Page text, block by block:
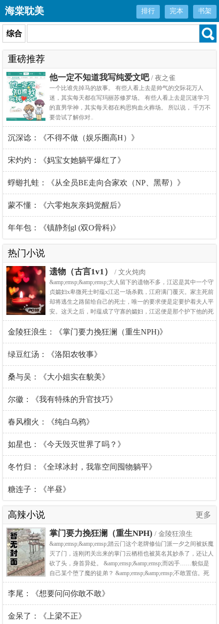
海棠耽美 书架
完本
排行
综合
重磅推荐
他一定不知道我写纯爱文吧/ 夜之雀
一个比谁先掉马的故事。 有些人看上去是帅气的交际花万人
迷，其实每天都在写玛丽苏修罗场。 有些人看上去是沉迷学习
的直男学神，其实每天都在构思狗血火葬场。 所以说， 千万不
要尝试了解你对..
沉深谂：《不得不做（娱乐圈高H）》
宋灼灼：《妈宝女她躺平爆红了》
蜉蝣扎蛙：《从全员BE走向合家欢（NP、黑帮）》
蒙不懂：《六零炮灰亲妈觉醒后》
年年包：《镇静剂gl (双O骨科)》
热门小说
遗物（古言1v1） / 文火炖肉
&amp;emsp;&amp;emsp;大人留下的遗物不多，江迟是其中一个守
贞孀妇x卑微死士时蕴x江迟一场杀戮，江府满门覆灭。家主死前
却将逃生之路留给自己的死士，唯一的要求便是定要护着夫人平
安。这天之后，时蕴成了守寡的孀妇，江迟便是那个护下他的死
士。表面是跪在脚边，低声唤着“夫人”的卑贱死士，暗地里却夜
夜梦中缠上她的腰，吻咬她的唇，占有她的每一寸。江迟狠辣残
金陵狂浪生：《掌门要力挽狂澜（重生NPH)》
绿豆红汤：《洛阳农牧事》
桑与吴：《大小姐实在貌美》
尔徽：《我有特殊的升官技巧》
春风榴火：《纯白乌鸦》
如星也：《今天毁灭世界了吗？》
冬竹归：《全球冰封，我靠空间囤物躺平》
糖连子：《半昼》
高辣小说 更多
掌门要力挽狂澜（重生NPH) / 金陵狂浪生
&amp;emsp;&amp;emsp;踏云门这个老牌修仙门派一夕之间被妖魔
灭了门，连刚闭关出来的掌门云栖梧也被莫名其妙杀了，还让人
砍了头，身首异处。 &amp;emsp;&amp;emsp;而凶手……貌似是
自己某个堕了魔的徒弟？ &amp;emsp;&amp;emsp;不敢置信。死
倒没什么，修无情道的某人早..
李尾：《想要问问你敢不敢》
金呆了：《上梁不正》